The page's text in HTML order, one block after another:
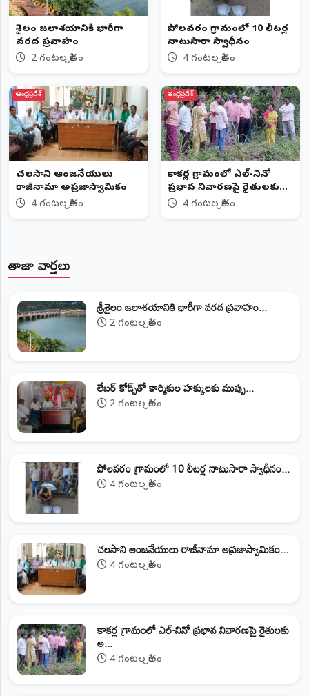
శ్రీశైలం జలాశయానికి భారీగా
వరద ప్రవాహం
2 గంటల క్రితం
పోలవరం గ్రామంలో 10 లీటర్ల
నాటుసారా స్వాధీనం
4 గంటల క్రితం
ఆంధ్రప్రదేశ్
చలసాని ఆంజనేయులు
రాజీనామా అప్రజాస్వామికం
4 గంటల క్రితం
ఆంధ్రప్రదేశ్
కాకర్ల గ్రామంలో ఎల్-నినో
ప్రభావ నివారణపై రైతులకు
అవగాహన
4 గంటల క్రితం
తాజా వార్తలు
శ్రీశైలం జలాశయానికి భారీగా వరద ప్రవాహం...
2 గంటల క్రితం
లేబర్ కోడ్స్‌తో కార్మికుల హక్కులకు ముప్పు...
2 గంటల క్రితం
పోలవరం గ్రామంలో 10 లీటర్ల నాటుసారా స్వాధీనం...
4 గంటల క్రితం
చలసాని ఆంజనేయులు రాజీనామా అప్రజాస్వామికం...
4 గంటల క్రితం
కాకర్ల గ్రామంలో ఎల్-నినో ప్రభావ నివారణపై రైతులకు
అ...
4 గంటల క్రితం